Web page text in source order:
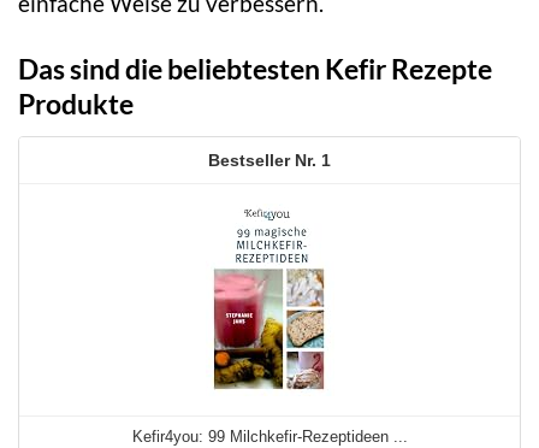
Das sind die beliebtesten Kefir Rezepte
Produkte
1
Kefir4you: 99 Milchkefir-Rezeptideen ...